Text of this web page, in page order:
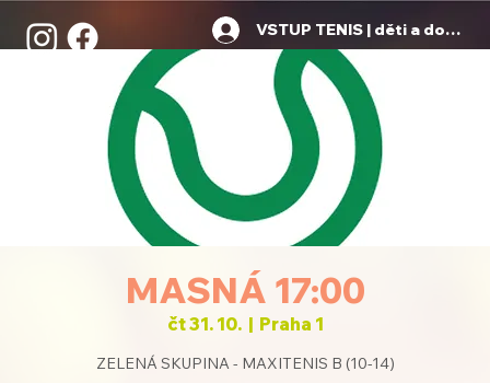
VSTUP TENIS | děti a dospělí
MASNÁ 17:00
čt 31. 10.
  |
Praha 1
ZELENÁ SKUPINA - MAXITENIS B (10-14)